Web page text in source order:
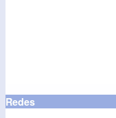
Redes